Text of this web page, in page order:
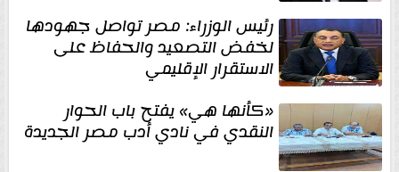
رئيس الوزراء: مصر تواصل جهودها
لخفض التصعيد والحفاظ على
الاستقرار الإقليمي
«كأنها هي» يفتح باب الحوار
النقدي في نادي أدب مصر الجديدة